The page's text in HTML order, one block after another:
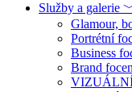
Služby a galerie
Glamour,
Portrétní
Business
Brand
VIZUÁLNÍ